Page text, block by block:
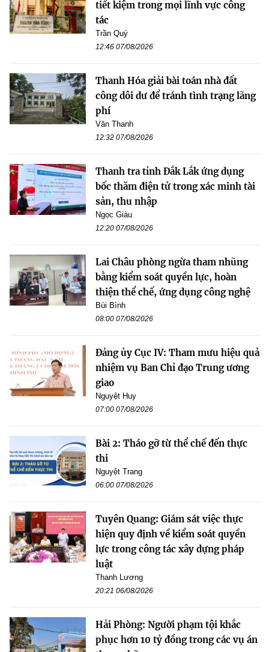
tiết kiệm trong mọi lĩnh vực công
tác
Trần Quý
12:46 07/08/2026
Thanh Hóa giải bài toán nhà đất
công dôi dư để tránh tình trạng lãng
phí
Văn Thanh
12:32 07/08/2026
Thanh tra tỉnh Đắk Lắk ứng dụng
bốc thăm điện tử trong xác minh tài
sản, thu nhập
Ngọc Giàu
12:20 07/08/2026
Lai Châu phòng ngừa tham nhũng
bằng kiểm soát quyền lực, hoàn
thiện thể chế, ứng dụng công nghệ
Bùi Bình
08:00 07/08/2026
Đảng ủy Cục IV: Tham mưu hiệu quả
nhiệm vụ Ban Chỉ đạo Trung ương
giao
Nguyệt Huy
07:00 07/08/2026
Bài 2: Tháo gỡ từ thể chế đến thực
thi
Nguyệt Trang
06:00 07/08/2026
Tuyên Quang: Giám sát việc thực
hiện quy định về kiểm soát quyền
lực trong công tác xây dựng pháp
luật
Thanh Lương
20:21 06/08/2026
Hải Phòng: Người phạm tội khắc
phục hơn 10 tỷ đồng trong các vụ án